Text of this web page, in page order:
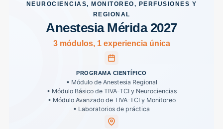
NEUROCIENCIAS, MONITOREO, PERFUSIONES Y
REGIONAL
Anestesia Mérida 2027
3 módulos, 1 experiencia única
PROGRAMA CIENTÍFICO
• Módulo de Anestesia Regional
• Módulo Básico de TIVA-TCI y Neurociencias
• Módulo Avanzado de TIVA-TCI y Monitoreo
• Laboratorios de práctica